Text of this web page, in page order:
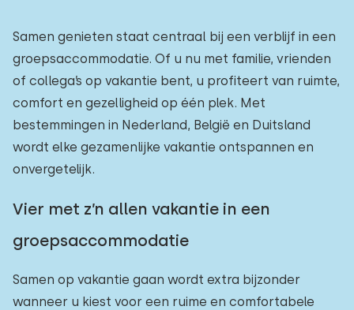
Samen genieten staat centraal bij een verblijf in een
groepsaccommodatie. Of u nu met familie, vrienden
of collega’s op vakantie bent, u profiteert van ruimte,
comfort en gezelligheid op één plek. Met
bestemmingen in Nederland, België en Duitsland
wordt elke gezamenlijke vakantie ontspannen en
onvergetelijk.
Vier met z’n allen vakantie in een
groepsaccommodatie
Samen op vakantie gaan wordt extra bijzonder
wanneer u kiest voor een ruime en comfortabele